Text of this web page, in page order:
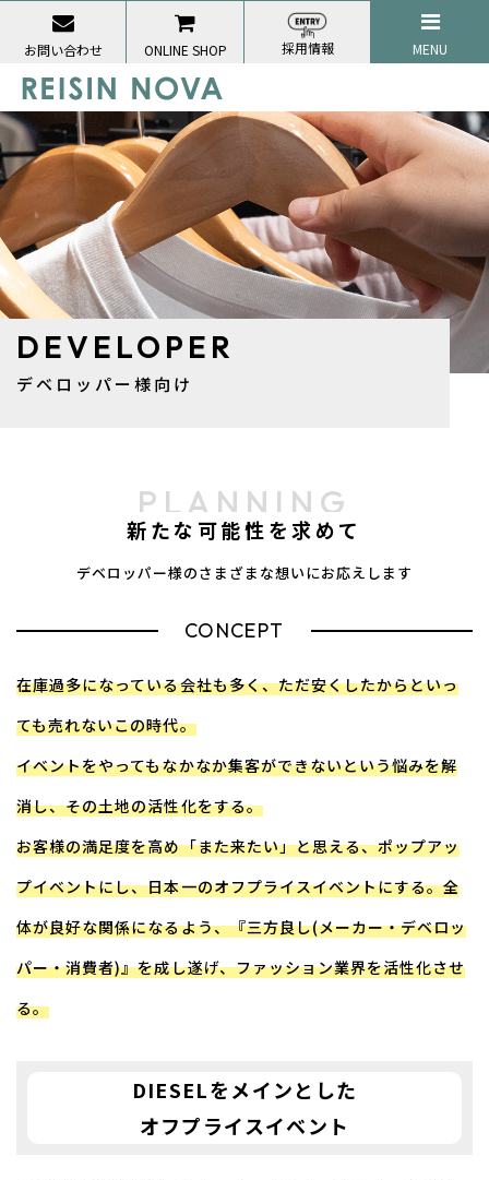
DEVELOPER
デベロッパー様向け
PLANNING
新たな可能性を求めて
デベロッパー様のさまざまな想いにお応えします
CONCEPT
在庫過多になっている会社も多く、ただ安くしたからといっ
ても売れないこの時代。
​​​​​​​イベントをやってもなかなか集客ができないという悩みを解
消し、その土地の活性化をする。
お客様の満足度を高め「また来たい」と思える、ポップアッ
プイベントにし、日本一のオフプライスイベントにする。全
体が良好な関係になるよう、『三方良し(メーカー・デベロッ
パー・消費者)』を成し遂げ、​​​​​​​ファッション業界を活性化させ
る。
DIESELをメインとした
​​​​​​​オフプライスイベント
お問い合わせ ONLINE SHOP 採用情報 MENU